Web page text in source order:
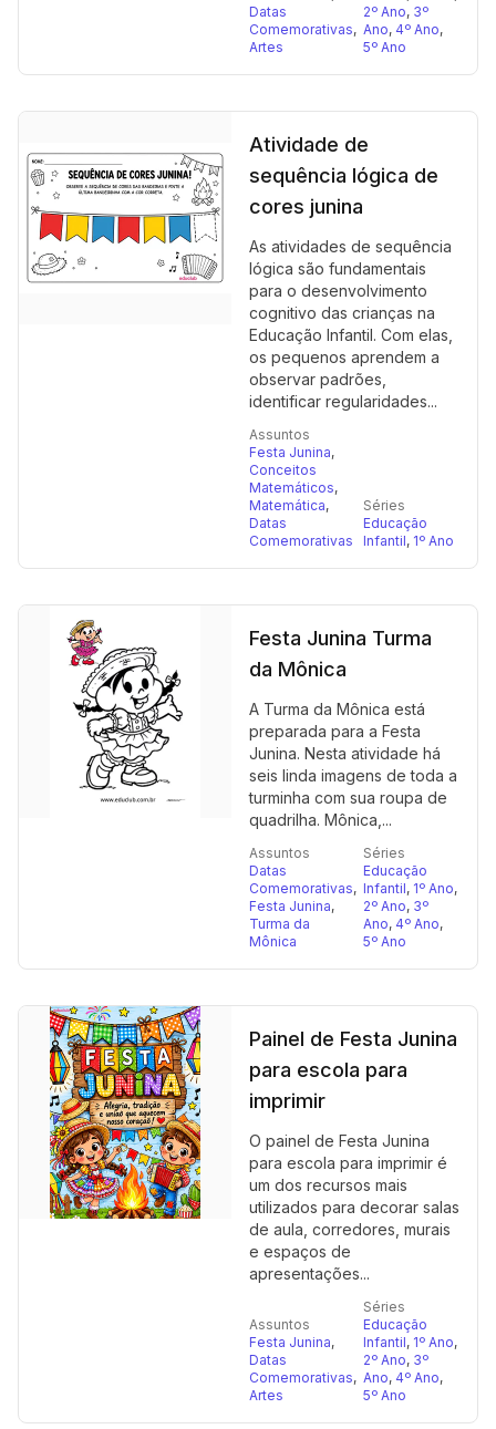
Datas
Comemorativas,
Artes
2º Ano, 3º
Ano, 4º Ano,
5º Ano
Atividade de
sequência lógica de
cores junina
As atividades de sequência
lógica são fundamentais
para o desenvolvimento
cognitivo das crianças na
Educação Infantil. Com elas,
os pequenos aprendem a
observar padrões,
identificar regularidades...
Assuntos
Festa Junina,
Conceitos
Matemáticos,
Matemática,
Datas
Comemorativas
Séries
Educação
Infantil, 1º Ano
Festa Junina Turma
da Mônica
A Turma da Mônica está
preparada para a Festa
Junina. Nesta atividade há
seis linda imagens de toda a
turminha com sua roupa de
quadrilha. Mônica,...
Assuntos
Datas
Comemorativas,
Festa Junina,
Turma da
Mônica
Séries
Educação
Infantil, 1º Ano,
2º Ano, 3º
Ano, 4º Ano,
5º Ano
Painel de Festa Junina
para escola para
imprimir
O painel de Festa Junina
para escola para imprimir é
um dos recursos mais
utilizados para decorar salas
de aula, corredores, murais
e espaços de
apresentações...
Assuntos
Festa Junina,
Datas
Comemorativas,
Artes
Séries
Educação
Infantil, 1º Ano,
2º Ano, 3º
Ano, 4º Ano,
5º Ano